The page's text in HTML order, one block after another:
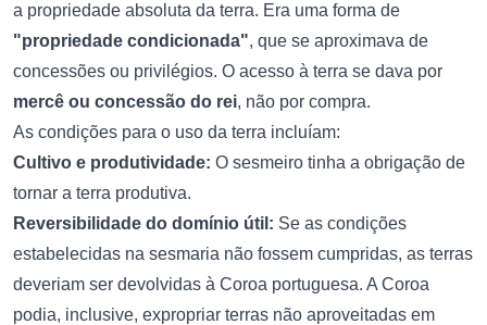
a propriedade absoluta da terra. Era uma forma de
"propriedade condicionada", que se aproximava de
concessões ou privilégios. O acesso à terra se dava por
mercê ou concessão do rei, não por compra.
As condições para o uso da terra incluíam:
Cultivo e produtividade: O sesmeiro tinha a obrigação de
tornar a terra produtiva.
Reversibilidade do domínio útil: Se as condições
estabelecidas na sesmaria não fossem cumpridas, as terras
deveriam ser devolvidas à Coroa portuguesa. A Coroa
podia, inclusive, expropriar terras não aproveitadas em